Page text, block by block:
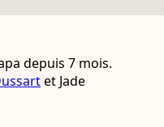
depuis 7 mois.
et Jade